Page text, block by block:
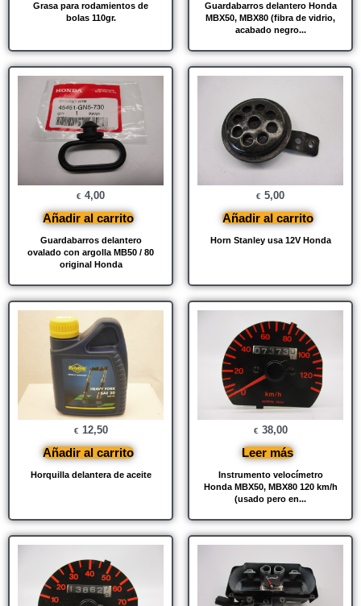
Grasa para rodamientos de
bolas 110gr.
Guardabarros delantero Honda
MBX50, MBX80 (fibra de vidrio,
acabado negro...
Guardabarros delantero
ovalado con argolla MB50 / 80
original Honda
€ 4,00
Añadir al carrito
Horn Stanley usa 12V Honda
€ 5,00
Añadir al carrito
Horquilla delantera de aceite
€ 12,50
Añadir al carrito
Instrumento velocímetro
Honda MBX50, MBX80 120 km/h
(usado pero en...
€ 38,00
Leer más